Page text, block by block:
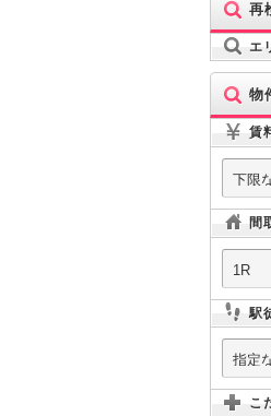
再
エ
物
賃
間
駅
こ